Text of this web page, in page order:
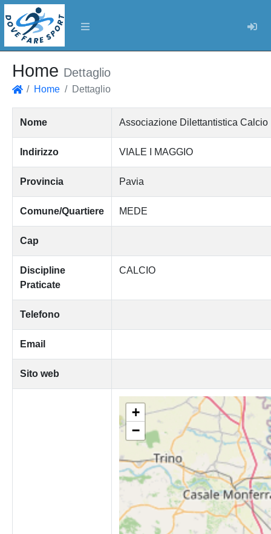
Home Dettaglio
Home Dettaglio
Nome Associazione Dilettantistica Calcio
Indirizzo VIALE I MAGGIO
Provincia Pavia
Comune/Quartiere MEDE
Cap
Discipline
Praticate
CALCIO
Telefono
Email
Sito web
+
−